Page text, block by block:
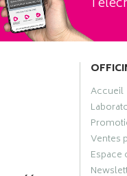
Accueil
Ventes
Espace